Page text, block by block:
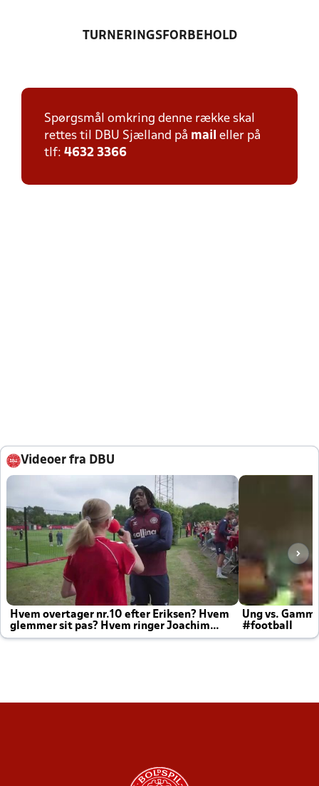
TURNERINGSFORBEHOLD
Spørgsmål omkring denne række skal
rettes til DBU Sjælland på mail eller på
tlf: 4632 3366
Videoer fra DBU
Hvem overtager nr.10 efter Eriksen? Hvem
glemmer sit pas? Hvem ringer Joachim
altid til efter kampe?
Ung vs.
#football